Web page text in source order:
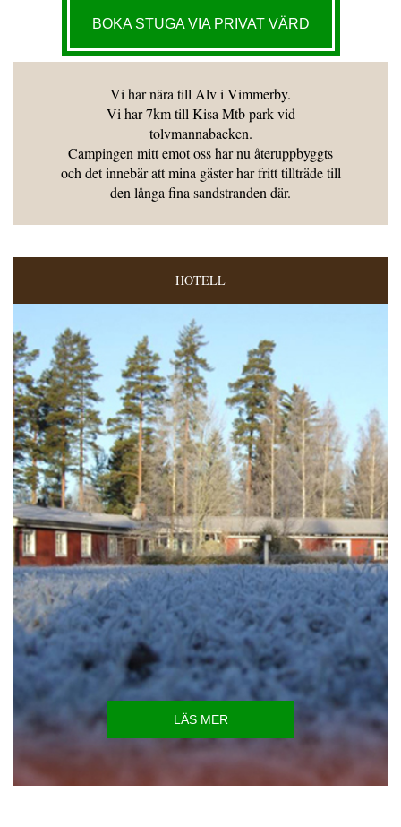
BOKA STUGA VIA PRIVAT VÄRD
Vi har nära till Alv i Vimmerby.
Vi har 7km till Kisa Mtb park vid
tolvmannabacken.
Campingen mitt emot oss har nu återuppbyggts
och det innebär att mina gäster har fritt tillträde till
den långa fina sandstranden där.
HOTELL
LÄS MER